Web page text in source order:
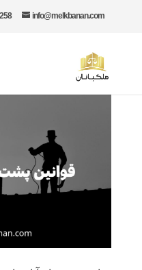
info@melkbanan.com